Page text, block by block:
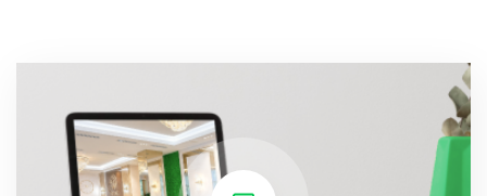
Общая площадь квартиры разумно
использована, чтобы сочетать просторные